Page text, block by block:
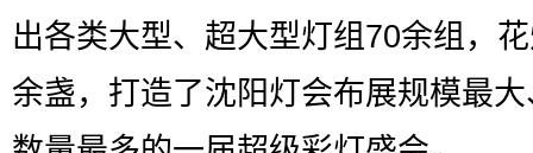
出各类大型、超大型灯组70余组，
余盏，打造了沈阳灯会布展规模最